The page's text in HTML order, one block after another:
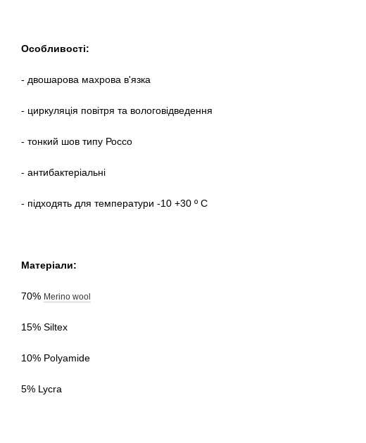
Особливості:
- двошарова махрова в'язка
- циркуляція повітря та вологовідведення
- тонкий шов типу Россо
- антибактеріальні
- підходять для температури -10 +30 º С
Матеріали:
70% Merino wool
15% Siltex
10% Polyamide
5% Lycra